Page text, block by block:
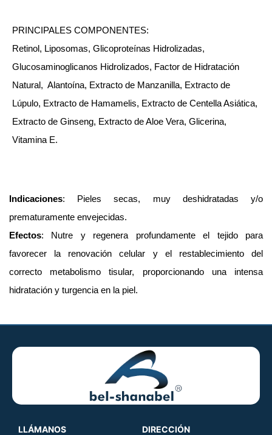
50ml
cantidad
PRINCIPALES COMPONENTES:
Retinol, Liposomas, Glicoproteínas Hidrolizadas,
Glucosaminoglicanos Hidrolizados, Factor de Hidratación
Natural, Alantoína, Extracto de Manzanilla, Extracto de
Lúpulo, Extracto de Hamamelis, Extracto de Centella Asiática,
Extracto de Ginseng, Extracto de Aloe Vera, Glicerina,
Vitamina E.
Indicaciones: Pieles secas, muy deshidratadas y/o
prematuramente envejecidas.
Efectos: Nutre y regenera profundamente el tejido para
favorecer la renovación celular y el restablecimiento del
correcto metabolismo tisular, proporcionando una intensa
hidratación y turgencia en la piel.
LLÁMANOS
DIRECCIÓN